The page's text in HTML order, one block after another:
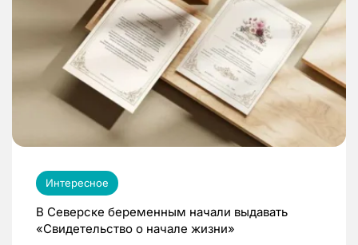
Интересное
В Северске беременным начали выдавать
«Свидетельство о начале жизни»